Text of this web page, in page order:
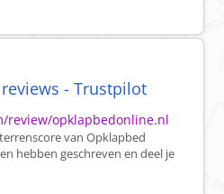
- Trustpilot
opklapbedonline.nl
van Opklapbed
hebben geschreven en deel je